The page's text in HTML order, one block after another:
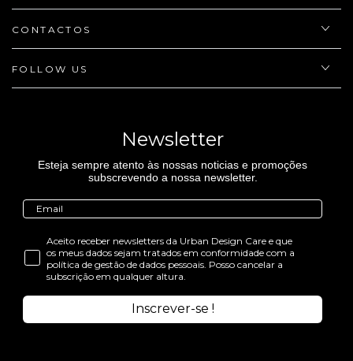
CONTACTOS
FOLLOW US
Newsletter
Esteja sempre atento às nossas noticias e promoções
subscrevendo a nossa newsletter.
Aceito receber newsletters da Urban Design Care e que
os meus dados sejam tratados em conformidade com a
política de gestão de dados pessoais. Posso cancelar a
subscrição em qualquer altura.
Inscrever-se !